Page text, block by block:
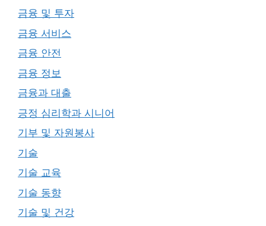
금융 및 투자
금융 서비스
금융 안전
금융 정보
금융과 대출
긍정 심리학과 시니어
기부 및 자원봉사
기술
기술 교육
기술 동향
기술 및 건강